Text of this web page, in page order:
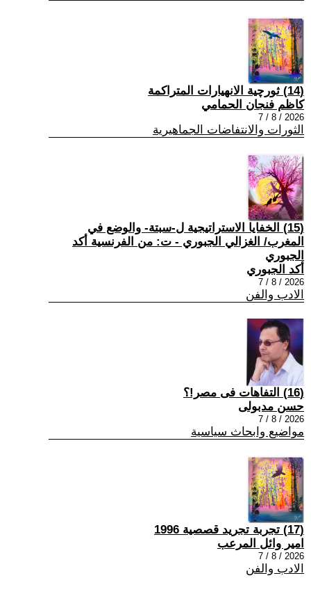
(14) ثورچية الانهيارات المتراكمة
كاظم فنجان الحمامي
2026 / 8 / 7
الثورات والانتفاضات الجماهيرية
(15) الخفايا الاستراتيجية ل-سبتة- والوضع في
المغرب/ الغزالي الجبوري - ت: من الفرنسية أكد
الجبوري
أكد الجبوري
2026 / 8 / 7
الادب والفن
(16) التفاهات فى مصر!؟
حسن مدبولى
2026 / 8 / 7
مواضيع وابحاث سياسية
(17) تجربة تجريد قصصية 1996
امير وائل المرعب
2026 / 8 / 7
الادب والفن